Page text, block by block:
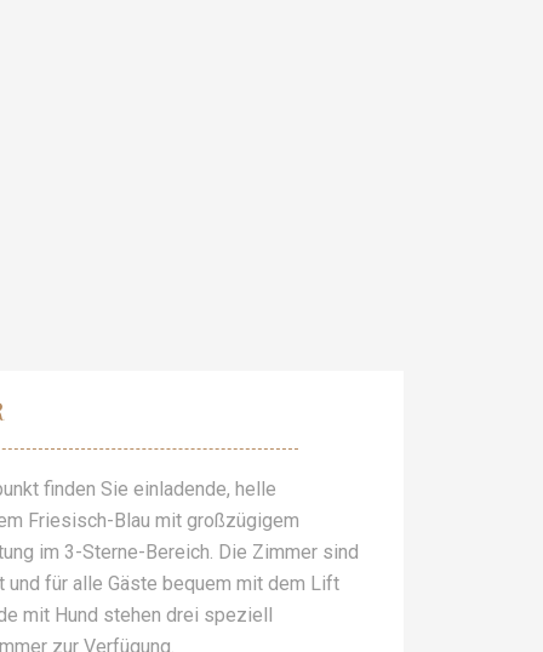
finden Sie einladende, helle
Friesisch-Blau mit großzügigem
im 3-Sterne-Bereich. Die Zimmer sind
und für alle Gäste bequem mit dem Lift
mit Hund stehen drei speziell
zur Verfügung.